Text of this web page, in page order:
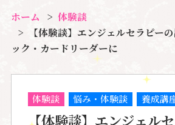
ホーム
体験談
【体験談】エンジェルセラピー
ック・カードリーダーに
体験談 悩み・体験談 養成講
【体験談】エンジェル